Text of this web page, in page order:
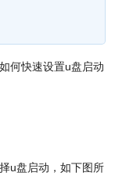
何快速设置u盘启动
u盘启动，如下图所